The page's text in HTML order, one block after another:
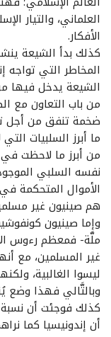
العلماني، والتيار
الأفكار.
كذلك بدأ الشيعة
المخاطر التي
الشيعة يدخل فيها
من باب التعاون مع
ضخمة تنفق من أجل
ما أبرز السلبيات
من أبرز ما لاحظت
نفسه السلبي
الأموال المتحكمة
هم صينيون غير
وإما صينيون
ملَّة- فمعظم رءوس
غير المسلمين، مع
ليسوا الغالبية،
وبالتَّالي فهذا وضع
كذلك فوجئت أن نسبة
أن إندونيسيا كما